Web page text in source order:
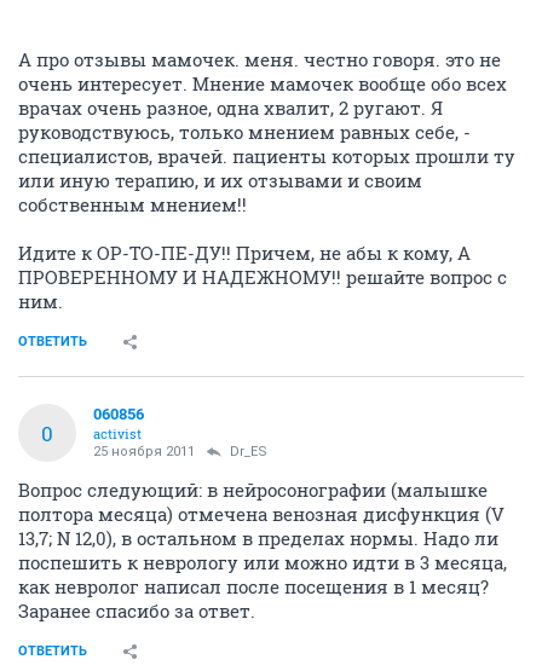
А про отзывы мамочек. меня. честно говоря. это не
очень интересует. Мнение мамочек вообще обо всех
врачах очень разное, одна хвалит, 2 ругают. Я
руководствуюсь, только мнением равных себе, -
специалистов, врачей. пациенты которых прошли ту
или иную терапию, и их отзывами и своим
собственным мнением!!
Идите к ОР-ТО-ПЕ-ДУ!! Причем, не абы к кому, А
ПРОВЕРЕННОМУ И НАДЕЖНОМУ!! решайте вопрос с
ним.
ОТВЕТИТЬ
0
060856
activist
25 ноября 2011 Dr_ES
Вопрос следующий: в нейросонографии (малышке
полтора месяца) отмечена венозная дисфункция (V
13,7; N 12,0), в остальном в пределах нормы. Надо ли
поспешить к неврологу или можно идти в 3 месяца,
как невролог написал после посещения в 1 месяц?
Заранее спасибо за ответ.
ОТВЕТИТЬ